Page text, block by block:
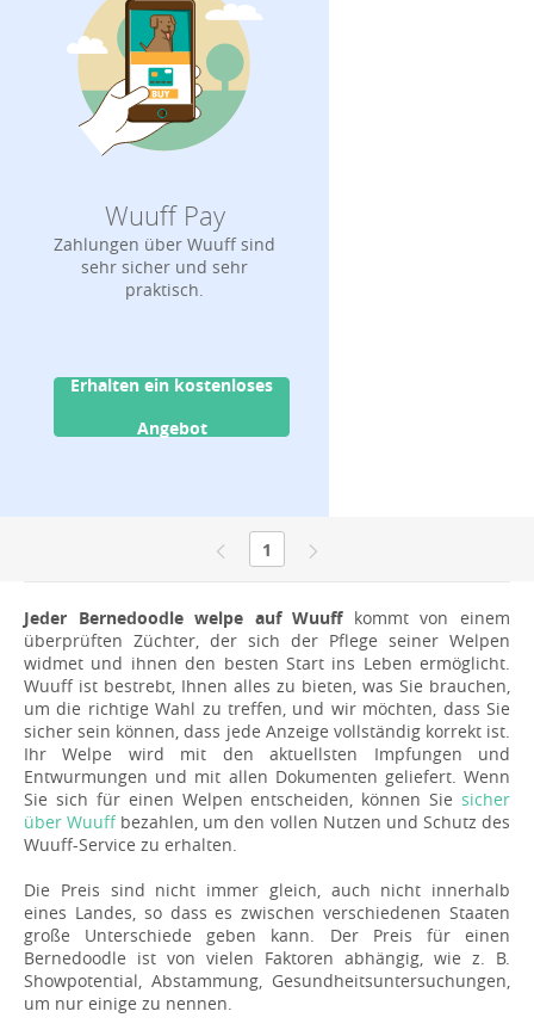
Wuuff Pay
Zahlungen über Wuuff sind
sehr sicher und sehr
praktisch.
Erhalten ein kostenloses
Angebot
1
Jeder Bernedoodle welpe auf Wuuffkommt von einem
überprüften Züchter, der sich der Pflege seiner Welpen
widmet und ihnen den besten Start ins Leben ermöglicht.
Wuuff ist bestrebt, Ihnen alles zu bieten, was Sie brauchen,
um die richtige Wahl zu treffen, und wir möchten, dass Sie
sicher sein können, dass jede Anzeige vollständig korrekt ist.
Ihr Welpe wird mit den aktuellsten Impfungen und
Entwurmungen und mit allen Dokumenten geliefert. Wenn
Sie sich für einen Welpen entscheiden, können Sie sicher
über Wuuffbezahlen, um den vollen Nutzen und Schutz des
Wuuff-Service zu erhalten.
Die Preis sind nicht immer gleich, auch nicht innerhalb
eines Landes, so dass es zwischen verschiedenen Staaten
große Unterschiede geben kann. Der Preis für einen
Bernedoodle ist von vielen Faktoren abhängig, wie z. B.
Showpotential, Abstammung, Gesundheitsuntersuchungen,
um nur einige zu nennen.